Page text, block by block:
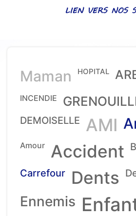
LIEN VERS NOS
Maman HOPITAL
INCENDIE
DEMOISELLE AMI
Amour Accident
Carrefour Dents
Ennemis